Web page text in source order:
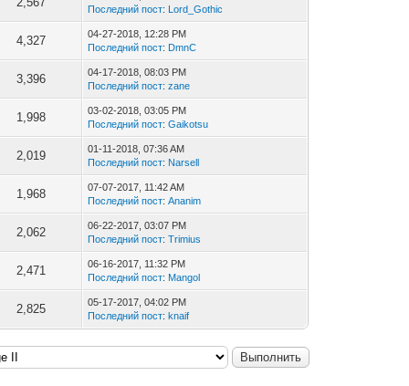
Последний пост: Lord_Gothic
4,327
04-27-2018, 12:28 PM
Последний пост: DmnC
3,396
04-17-2018, 08:03 PM
Последний пост:zane
1,998
03-02-2018, 03:05 PM
Последний пост:Gaikotsu
2,019
01-11-2018, 07:36 AM
Последний пост: Narsell
1,968
07-07-2017, 11:42 AM
Последний пост:Ananim
2,062
06-22-2017, 03:07 PM
Последний пост:Trimius
2,471
06-16-2017, 11:32 PM
Последний пост: Mangol
2,825
05-17-2017, 04:02 PM
Последний пост:knaif